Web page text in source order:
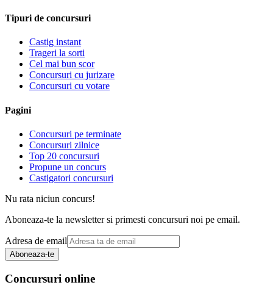
Tipuri de concursuri
Castig instant
Trageri la sorti
Cel mai bun scor
Concursuri cu jurizare
Concursuri cu votare
Pagini
Concursuri pe terminate
Concursuri zilnice
Top 20 concursuri
Propune un concurs
Castigatori concursuri
Nu rata niciun concurs!
Aboneaza-te la newsletter si primesti concursuri noi pe email.
Adresa de email
Aboneaza-te
Concursuri online